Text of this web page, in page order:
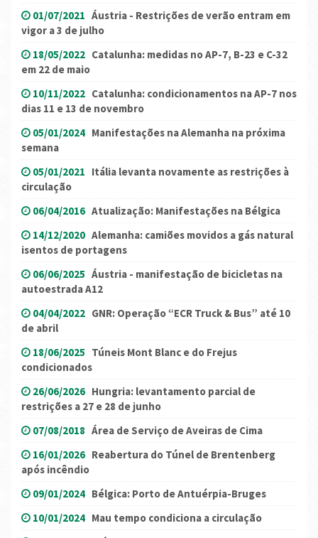
01/07/2021 Áustria - Restrições de verão entram em
vigor a 3 de julho
18/05/2022 Catalunha: medidas no AP-7, B-23 e C-32
em 22 de maio
10/11/2022 Catalunha: condicionamentos na AP-7 nos
dias 11 e 13 de novembro
05/01/2024 Manifestações na Alemanha na próxima
semana
05/01/2021 Itália levanta novamente as restrições à
circulação
06/04/2016 Atualização: Manifestações na Bélgica
14/12/2020 Alemanha: camiões movidos a gás natural
isentos de portagens
06/06/2025 Áustria - manifestação de bicicletas na
autoestrada A12
04/04/2022 GNR: Operação “ECR Truck & Bus” até 10
de abril
18/06/2025 Túneis Mont Blanc e do Frejus
condicionados
26/06/2026 Hungria: levantamento parcial de
restrições a 27 e 28 de junho
07/08/2018 Área de Serviço de Aveiras de Cima
16/01/2026 Reabertura do Túnel de Brentenberg
após incêndio
09/01/2024 Bélgica: Porto de Antuérpia-Bruges
10/01/2024 Mau tempo condiciona a circulação